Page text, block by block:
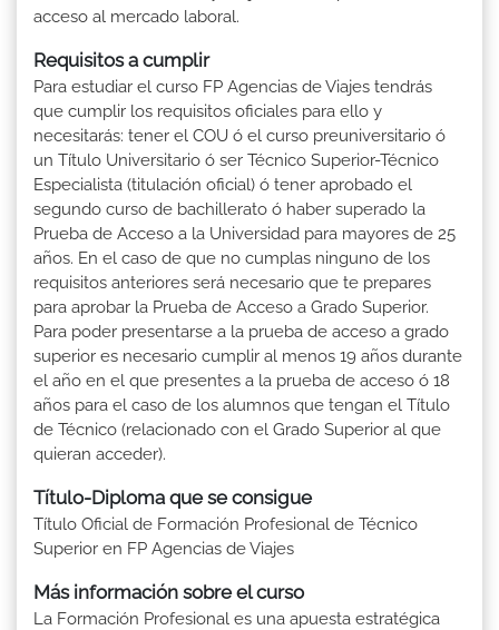
acceso al mercado laboral.
Requisitos a cumplir
Para estudiar el curso FP Agencias de Viajes tendrás
que cumplir los requisitos oficiales para ello y
necesitarás: tener el COU ó el curso preuniversitario ó
un Título Universitario ó ser Técnico Superior-Técnico
Especialista (titulación oficial) ó tener aprobado el
segundo curso de bachillerato ó haber superado la
Prueba de Acceso a la Universidad para mayores de 25
años. En el caso de que no cumplas ninguno de los
requisitos anteriores será necesario que te prepares
para aprobar la Prueba de Acceso a Grado Superior.
Para poder presentarse a la prueba de acceso a grado
superior es necesario cumplir al menos 19 años durante
el año en el que presentes a la prueba de acceso ó 18
años para el caso de los alumnos que tengan el Título
de Técnico (relacionado con el Grado Superior al que
quieran acceder).
Título-Diploma que se consigue
Título Oficial de Formación Profesional de Técnico
Superior en FP Agencias de Viajes
Más información sobre el curso
La Formación Profesional es una apuesta estratégica